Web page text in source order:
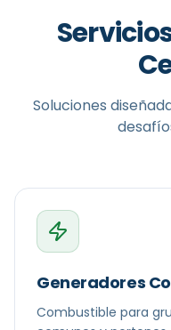
Soluciones
Generadores
Combustible para